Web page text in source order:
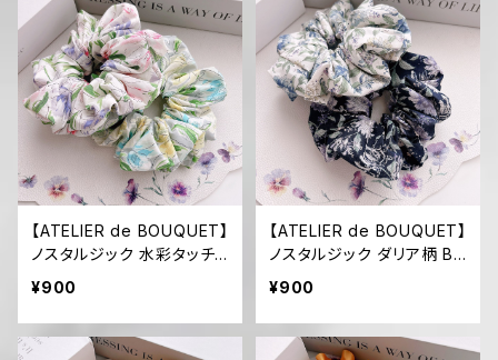
【ATELIER de BOUQUET】
ノスタルジック 水彩タッチ
花柄 BIGシュシュ(ホワイト/
¥900
【ATELIER de BOUQUET】
ノスタルジック ダリア柄 BI
Gシュシュ(ホワイト/ネイビ
¥900